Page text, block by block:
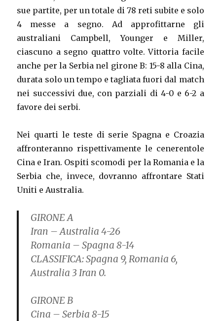
sue partite, per un totale di 78 reti subite e solo
4 messe a segno. Ad approfittarne gli
australiani Campbell, Younger e Miller,
ciascuno a segno quattro volte. Vittoria facile
anche per la Serbia nel girone B: 15-8 alla Cina,
durata solo un tempo e tagliata fuori dal match
nei successivi due, con parziali di 4-0 e 6-2 a
favore dei serbi.
Nei quarti le teste di serie Spagna e Croazia
affronteranno rispettivamente le cenerentole
Cina e Iran. Ospiti scomodi per la Romania e la
Serbia che, invece, dovranno affrontare Stati
Uniti e Australia.
GIRONE A
Iran – Australia 4-26
Romania – Spagna 8-14
CLASSIFICA:Spagna 9, Romania 6,
Australia 3 Iran 0.
GIRONE B
Cina – Serbia 8-15